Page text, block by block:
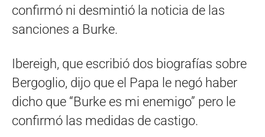
confirmó ni desmintió la noticia de las
sanciones a Burke.
Ibereigh, que escribió dos biografías sobre
Bergoglio, dijo que el Papa le negó haber
dicho que “Burke es mi enemigo” pero le
confirmó las medidas de castigo.